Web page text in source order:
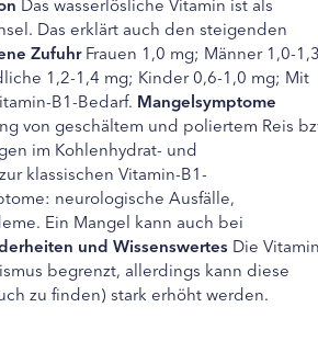
Das erklärt auch den steigenden
ZufuhrFrauen 1,0 mg; Männer 1,0-1,3
1,2-1,4 mg; Kinder 0,6-1,0 mg; Mit
B1-Bedarf. Mangelsymptome
von geschältem und poliertem Reis
im Kohlenhydrat- und
klassischen Vitamin-B1-
neurologische Ausfälle,
Ein Mangel kann auch bei
und Wissenswertes Die
begrenzt, allerdings kann diese
zu finden) stark erhöht werden.